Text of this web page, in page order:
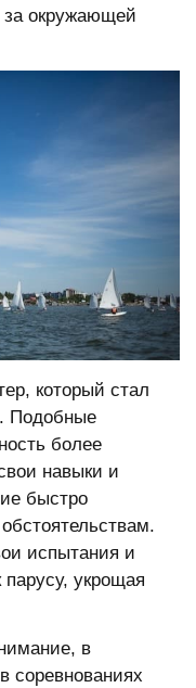
окружающей
который стал
Подобные
более
навыки и
быстро
испытания и
укрощая
в
соревнованиях